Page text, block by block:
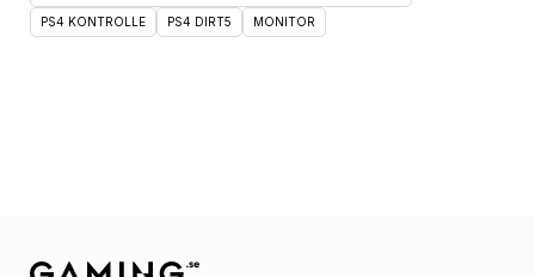
PS4 KONTROLLE PS4 DIRT5 MONITOR